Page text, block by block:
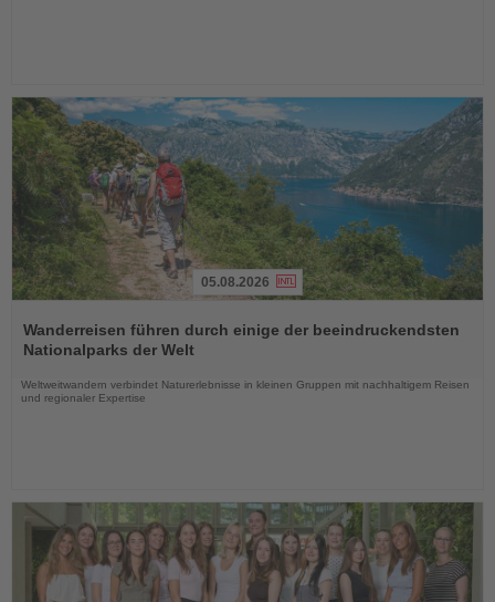
Sie
die
Nachrichten
05.08.2026
Wanderreisen führen durch einige der beeindruckendsten
Nationalparks der Welt
Weltweitwandern verbindet Naturerlebnisse in kleinen Gruppen mit nachhaltigem Reisen
und regionaler Expertise